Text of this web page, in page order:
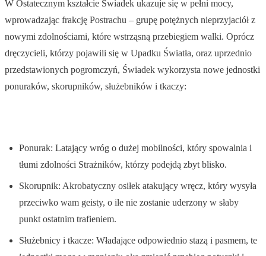
W Ostatecznym kształcie Świadek ukazuje się w pełni mocy,
wprowadzając frakcję Postrachu – grupę potężnych nieprzyjaciół z
nowymi zdolnościami, które wstrząsną przebiegiem walki. Oprócz
dręczycieli, którzy pojawili się w Upadku Światła, oraz uprzednio
przedstawionych pogromczyń, Świadek wykorzysta nowe jednostki
ponuraków, skorupników, służebników i tkaczy:
Ponurak: Latający wróg o dużej mobilności, który spowalnia i
tłumi zdolności Strażników, którzy podejdą zbyt blisko.
Skorupnik: Akrobatyczny osiłek atakujący wręcz, który wysyła
przeciwko wam geisty, o ile nie zostanie uderzony w słaby
punkt ostatnim trafieniem.
Służebnicy i tkacze: Władające odpowiednio stazą i pasmem, te